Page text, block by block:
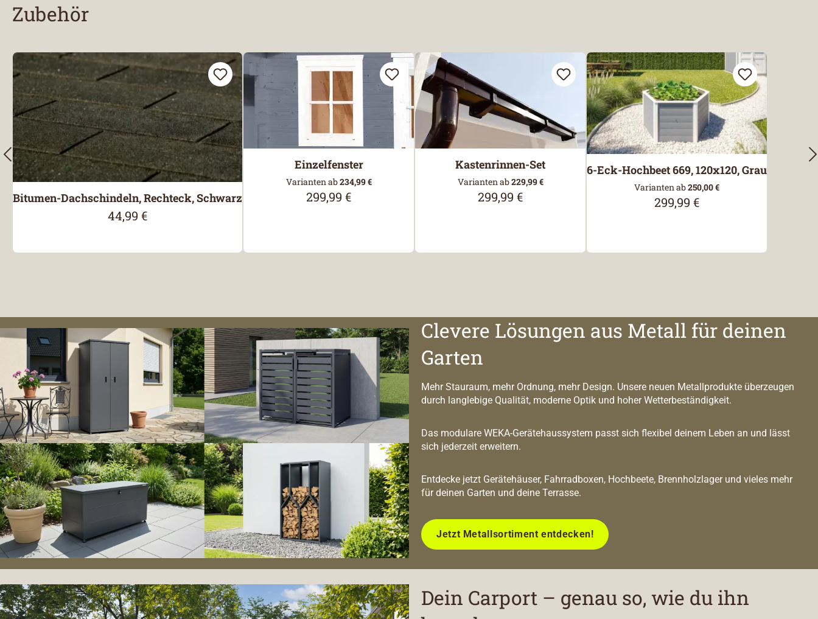
Zubehör
Bitumen-Dachschindeln, Rechteck, Schwarz
Regulärer Preis:
44,99 €
Einzelfenster
Varianten ab234,99 €
Regulärer Preis:
299,99 €
Kastenrinnen-Set
Varianten ab229,99 €
Regulärer Preis:
299,99 €
6-Eck-Hochbeet 669, 120x120, Grau
Varianten ab250,00 €
Regulärer Preis:
299,99 €
Clevere Lösungen aus Metall für deinen
Garten
Mehr Stauraum, mehr Ordnung, mehr Design. Unsere neuen Metallprodukte überzeugen
durch langlebige Qualität, moderne Optik und hoher Wetterbeständigkeit.
Das modulare WEKA-Gerätehaussystem passt sich flexibel deinem Leben an und lässt
sich jederzeit erweitern.
Entdecke jetzt Gerätehäuser, Fahrradboxen, Hochbeete, Brennholzlager und vieles mehr
für deinen Garten und deine Terrasse.
Jetzt Metallsortiment entdecken!
Dein Carport – genau so, wie du ihn